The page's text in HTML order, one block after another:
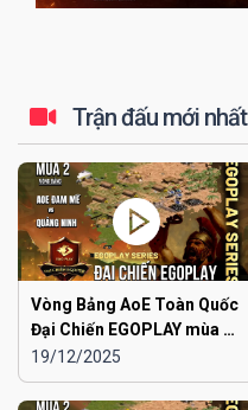
Trận đấu mới nhất
Vòng Bảng AoE Toàn Quốc
Đại Chiến EGOPLAY mùa 2 |
Aoe Đam Mê vs Quảng
Ninh
19/12/2025